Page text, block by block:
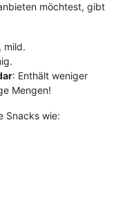
möchtest, gibt
mild.
: Enthält weniger
Mengen!
Snacks wie: